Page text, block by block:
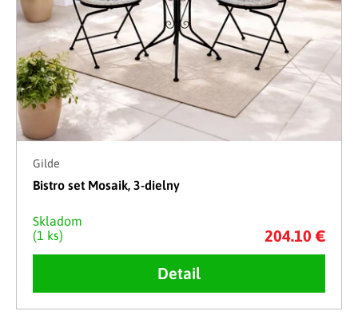
Gilde
Bistro set Mosaik, 3-dielny
Skladom
(1 ks)
204.10 €
Detail